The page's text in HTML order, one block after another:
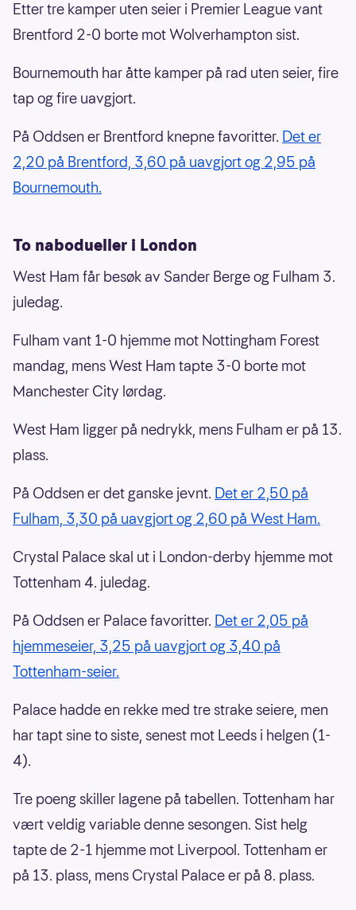
Etter tre kamper uten seier i Premier League vant
Brentford 2-0 borte mot Wolverhampton sist.
Bournemouth har åtte kamper på rad uten seier, fire
tap og fire uavgjort.
På Oddsen er Brentford knepne favoritter. Det er
2,20 på Brentford, 3,60 på uavgjort og 2,95 på
Bournemouth.
To nabodueller i London
West Ham får besøk av Sander Berge og Fulham 3.
juledag.
Fulham vant 1-0 hjemme mot Nottingham Forest
mandag, mens West Ham tapte 3-0 borte mot
Manchester City lørdag.
West Ham ligger på nedrykk, mens Fulham er på 13.
plass.
På Oddsen er det ganske jevnt. Det er 2,50 på
Fulham, 3,30 på uavgjort og 2,60 på West Ham.
Crystal Palace skal ut i London-derby hjemme mot
Tottenham 4. juledag.
På Oddsen er Palace favoritter. Det er 2,05 på
hjemmeseier, 3,25 på uavgjort og 3,40 på
Tottenham-seier.
Palace hadde en rekke med tre strake seiere, men
har tapt sine to siste, senest mot Leeds i helgen (1-
4).
Tre poeng skiller lagene på tabellen. Tottenham har
vært veldig variable denne sesongen. Sist helg
tapte de 2-1 hjemme mot Liverpool. Tottenham er
på 13. plass, mens Crystal Palace er på 8. plass.